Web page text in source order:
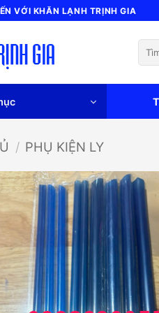
VỚI KHĂN LẠNH TRỊNH GIA
kiếm:
/ PHỤ KIỆN LY